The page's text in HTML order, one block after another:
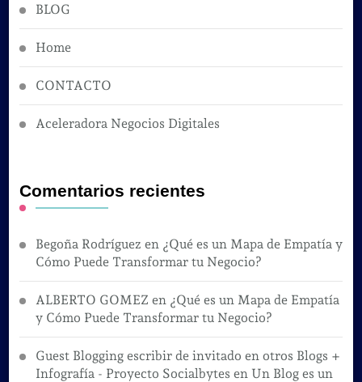
BLOG
Home
CONTACTO
Aceleradora Negocios Digitales
Comentarios recientes
Begoña Rodríguez en ¿Qué es un Mapa de Empatía y
Cómo Puede Transformar tu Negocio?
ALBERTO GOMEZ en ¿Qué es un Mapa de Empatía
y Cómo Puede Transformar tu Negocio?
Guest Blogging escribir de invitado en otros Blogs +
Infografía - Proyecto Socialbytes en Un Blog es un